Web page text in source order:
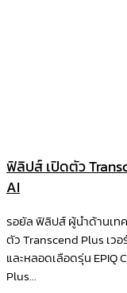
ฟิลิปส์ เปิดตัว
AI
รอยัล ฟิลิปส์ ผู้นำด้านเท
ตัว Transcend Plus เว
และหลอดเลือดรุ่น EPIQ
Plus...